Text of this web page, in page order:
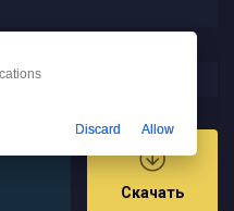
Скачать
Discard Allow